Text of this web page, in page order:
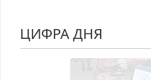
ЦИФРА ДНЯ